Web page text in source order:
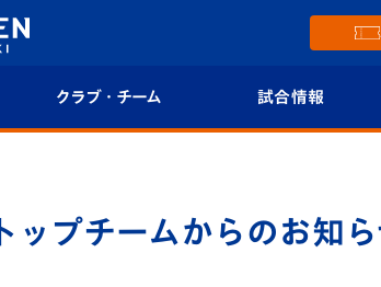
クラブ・チーム
フィロソフィー
試合情報
トップチームからのお知